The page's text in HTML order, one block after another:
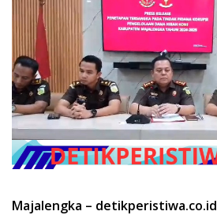
Majalengka – detikperistiwa.co.id